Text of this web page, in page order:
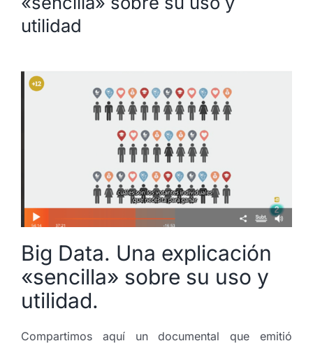
utilidad
Big Data. Una explicación
«sencilla» sobre su uso y
utilidad.
Compartimos aquí un documental que emitió